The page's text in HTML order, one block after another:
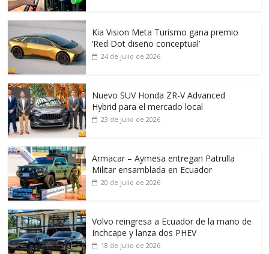
Kia Vision Meta Turismo gana premio
‘Red Dot diseño conceptual’
24 de julio de 2026
Nuevo SUV Honda ZR-V Advanced
Hybrid para el mercado local
23 de julio de 2026
Armacar – Aymesa entregan Patrulla
Militar ensamblada en Ecuador
20 de julio de 2026
Volvo reingresa a Ecuador de la mano de
Inchcape y lanza dos PHEV
18 de julio de 2026